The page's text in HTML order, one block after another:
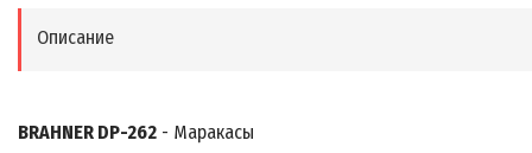
Описание
BRAHNER DP-262 - Маракасы